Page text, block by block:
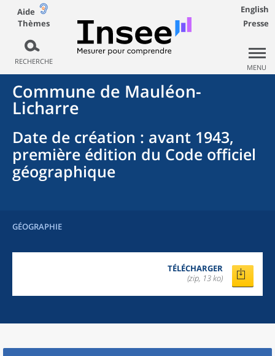
Aide
Thèmes
RECHERCHE
English
Presse
MENU
Commune de Mauléon-
Licharre
Date de création : avant 1943,
première édition du Code officiel
géographique
GÉOGRAPHIE
TÉLÉCHARGER
(zip, 13 ko)